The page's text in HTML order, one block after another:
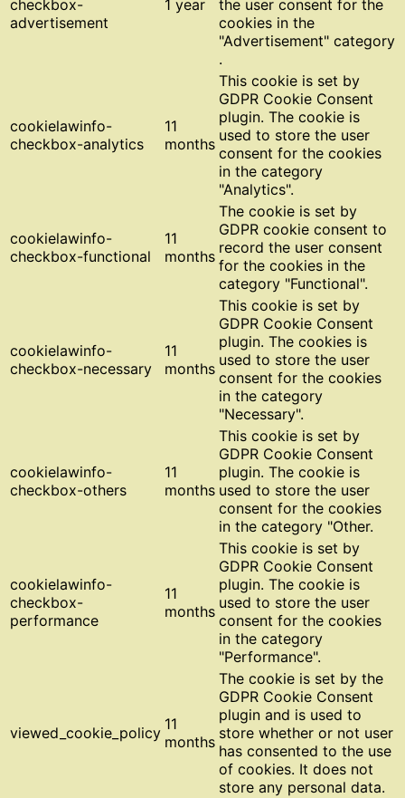
checkbox-
advertisement
1 year
the user consent for the
cookies in the
"Advertisement" category
.
cookielawinfo-
checkbox-analytics
11
months
This cookie is set by
GDPR Cookie Consent
plugin. The cookie is
used to store the user
consent for the cookies
in the category
"Analytics".
cookielawinfo-
checkbox-functional
11
months
The cookie is set by
GDPR cookie consent to
record the user consent
for the cookies in the
category "Functional".
cookielawinfo-
checkbox-necessary
11
months
This cookie is set by
GDPR Cookie Consent
plugin. The cookies is
used to store the user
consent for the cookies
in the category
"Necessary".
cookielawinfo-
checkbox-others
11
months
This cookie is set by
GDPR Cookie Consent
plugin. The cookie is
used to store the user
consent for the cookies
in the category "Other.
cookielawinfo-
checkbox-
performance
11
months
This cookie is set by
GDPR Cookie Consent
plugin. The cookie is
used to store the user
consent for the cookies
in the category
"Performance".
viewed_cookie_policy 11
months
The cookie is set by the
GDPR Cookie Consent
plugin and is used to
store whether or not user
has consented to the use
of cookies. It does not
store any personal data.